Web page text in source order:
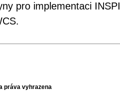
pro implementaci
práva vyhrazena